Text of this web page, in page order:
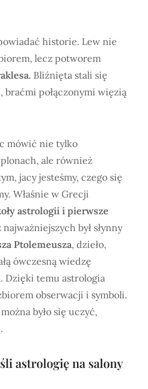
historie. Lew nie
lecz potworem
Bliźnięta stali się
, braćmi połączonymi więzią
mówić nie tylko
ale również
jacy jesteśmy, czego się
Właśnie w Grecji
astrologii i pierwsze
najważniejszych był słynny
Ptolemeusza, dzieło,
ówczesną wiedzę
Dzięki temu astrologia
obserwacji i symboli.
było się uczyć,
astrologię na salony